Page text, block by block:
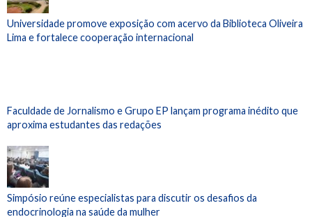
Universidade promove exposição com acervo da Biblioteca Oliveira
Lima e fortalece cooperação internacional
Faculdade de Jornalismo e Grupo EP lançam programa inédito que
aproxima estudantes das redações
Simpósio reúne especialistas para discutir os desafios da
endocrinologia na saúde da mulher